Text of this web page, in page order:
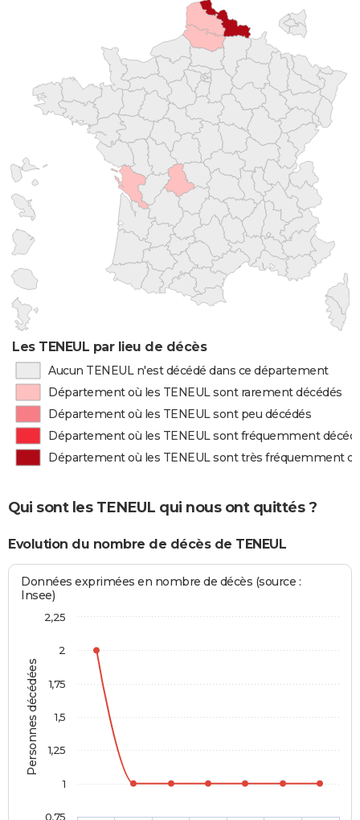
Les TENEUL par lieu de décès
Aucun TENEUL n'est décédé dans ce département
Département où les TENEUL sont rarement décédés
Département où les TENEUL sont peu décédés
Département où les TENEUL sont fréquemment
Département où les TENEUL sont très fréquemment
Qui sont les TENEUL qui nous ont quittés ?
Evolution du nombre de décès de TENEUL
Personnes décédées
Données exprimées en nombre de décès (source :
Insee)
0,75
1
1,25
1,5
1,75
2
2,25